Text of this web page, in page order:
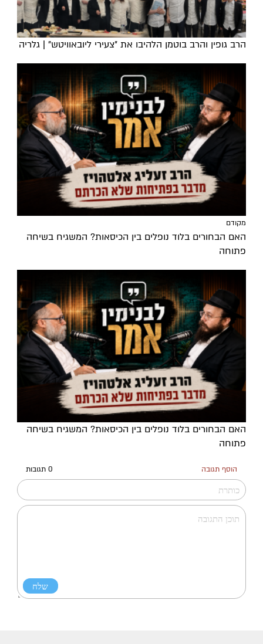
הרב גופין והרב בוטמן הלהיבו את "צעירי ליובאוויטש" | גלריה
מקודם
האם הבחורים בלוד נופלים בין הכיסאות? המשגיח בשיחה
פתוחה
האם הבחורים בלוד נופלים בין הכיסאות? המשגיח בשיחה
פתוחה
הוסף תגובה 0 תגובות